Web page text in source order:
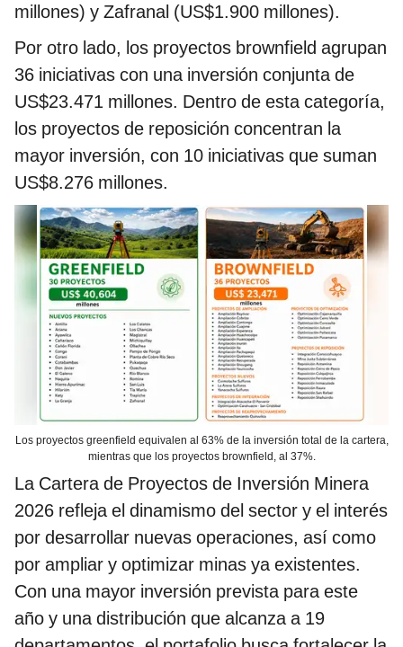
millones) y Zafranal (US$1.900 millones).
Por otro lado, los proyectos brownfield agrupan
36 iniciativas con una inversión conjunta de
US$23.471 millones. Dentro de esta categoría,
los proyectos de reposición concentran la
mayor inversión, con 10 iniciativas que suman
US$8.276 millones.
Los proyectos greenfield equivalen al 63% de la inversión total de la cartera,
mientras que los proyectos brownfield, al 37%.
La Cartera de Proyectos de Inversión Minera
2026 refleja el dinamismo del sector y el interés
por desarrollar nuevas operaciones, así como
por ampliar y optimizar minas ya existentes.
Con una mayor inversión prevista para este
año y una distribución que alcanza a 19